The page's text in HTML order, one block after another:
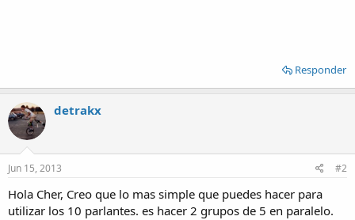
Responder
detrakx
Jun 15, 2013 #2
Hola Cher, Creo que lo mas simple que puedes hacer para
utilizar los 10 parlantes. es hacer 2 grupos de 5 en paralelo.